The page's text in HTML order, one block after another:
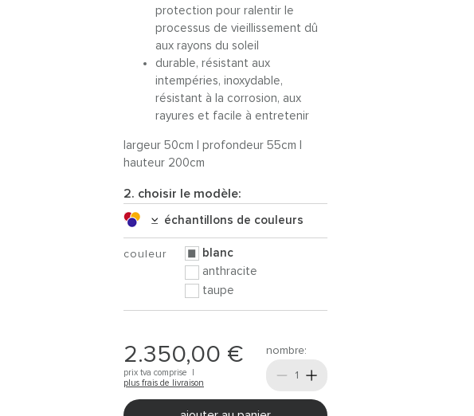
protection pour ralentir le
processus de vieillissement dû
aux rayons du soleil
durable, résistant aux
intempéries, inoxydable,
résistant à la corrosion, aux
rayures et facile à entretenir
largeur 50cm | profondeur 55cm |
hauteur 200cm
2. choisir le modèle:
échantillons de couleurs
couleur
blanc
anthracite
taupe
2.350,00 €
prix tva comprise |
plus frais de livraison
nombre: